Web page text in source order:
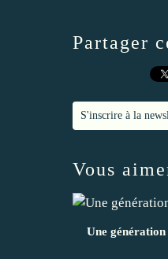
Partager
S'inscrire à la
Vous
Une génération